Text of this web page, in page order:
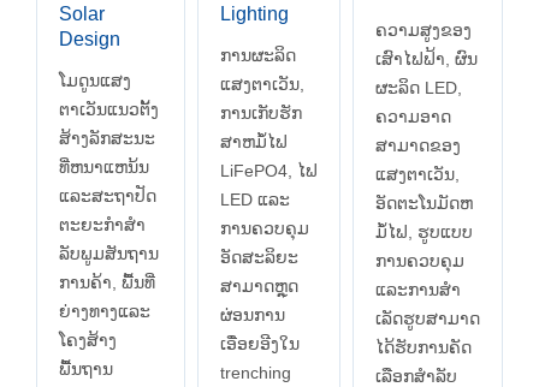
Solar
Design
ໂມດູນແສງ
ຕາເວັນແນວຕັ້ງ
ສ້າງລັກສະນະ
ທີ່ຫນາແຫນ້ນ
ແລະສະຖາປັດ
ຕະຍະກໍາສໍາ
ລັບພູມສັນຖານ
ການຄ້າ, ພື້ນທີ່
ຍ່າງທາງແລະ
ໂຄງສ້າງ
ພື້ນຖານ
Lighting
ການຜະລິດ
ແສງຕາເວັນ,
ການເກັບຮັກ
ສາຫມໍ້ໄຟ
LiFePO4, ໄຟ
LED ແລະ
ການຄວບຄຸມ
ອັດສະລິຍະ
ສາມາດຫຼຸດ
ຜ່ອນການ
ເອື່ອຍອີງໃນ
trenching
ຄວາມສູງຂອງ
ເສົາໄຟຟ້າ, ຜົນ
ຜະລິດ LED,
ຄວາມອາດ
ສາມາດຂອງ
ແສງຕາເວັນ,
ອັດຕະໂນມັດຫ
ມໍ້ໄຟ, ຮູບແບບ
ການຄວບຄຸມ
ແລະການສໍາ
ເລັດຮູບສາມາດ
ໄດ້ຮັບການຄັດ
ເລືອກສໍາລັບ